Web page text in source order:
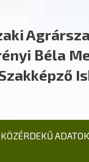
Béla
KÖZÉRDEKŰ ADATOK